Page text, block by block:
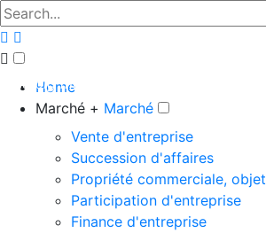
The big marketplace for business
Home
Marché + Marché
Vente d'entreprise
Succession d'affaires
Propriété commerciale, objet
Participation d'entreprise
Finance d'entreprise